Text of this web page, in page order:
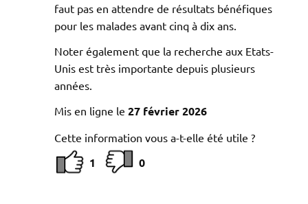
faut pas en attendre de résultats bénéfiques
pour les malades avant cinq à dix ans.
Noter également que la recherche aux Etats-
Unis est très importante depuis plusieurs
années.
Mis en ligne le 27 février 2026
Cette information vous a-t-elle été utile ?
1 0